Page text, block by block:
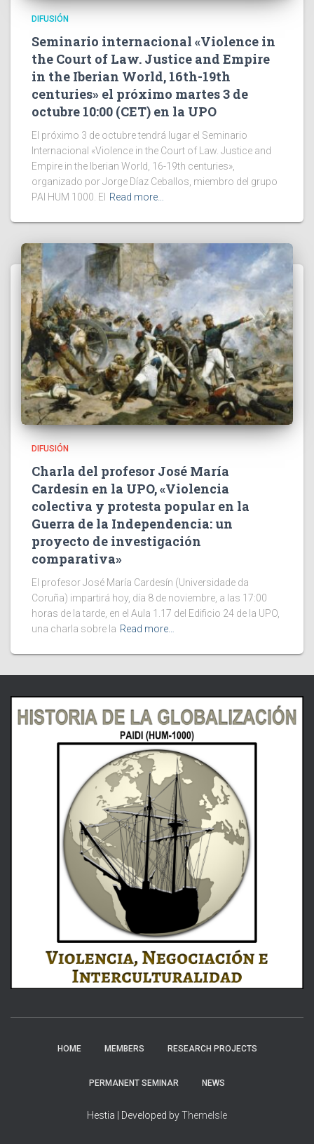
DIFUSIÓN
Seminario internacional «Violence in
the Court of Law. Justice and Empire
in the Iberian World, 16th-19th
centuries» el próximo martes 3 de
octubre 10:00 (CET) en la UPO
El próximo 3 de octubre tendrá lugar el Seminario
Internacional «Violence in the Court of Law. Justice and
Empire in the Iberian World, 16-19th centuries»,
organizado por Jorge Díaz Ceballos, miembro del grupo
PAI HUM 1000. El
Read more…
DIFUSIÓN
Charla del profesor José María
Cardesín en la UPO, «Violencia
colectiva y protesta popular en la
Guerra de la Independencia: un
proyecto de investigación
comparativa»
El profesor José María Cardesín (Universidade da
Coruña) impartirá hoy, día 8 de noviembre, a las 17:00
horas de la tarde, en el Aula 1.17 del Edificio 24 de la UPO,
una charla sobre la Read more…
HOME MEMBERS RESEARCH PROJECTS
PERMANENT SEMINAR NEWS
Hestia | Developed byThemeIsle